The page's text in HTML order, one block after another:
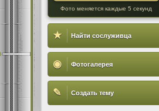
Фото меняется каждые 5 секунд
★ Найти сослуживца
◉ Фотогалерея
✎ Создать тему